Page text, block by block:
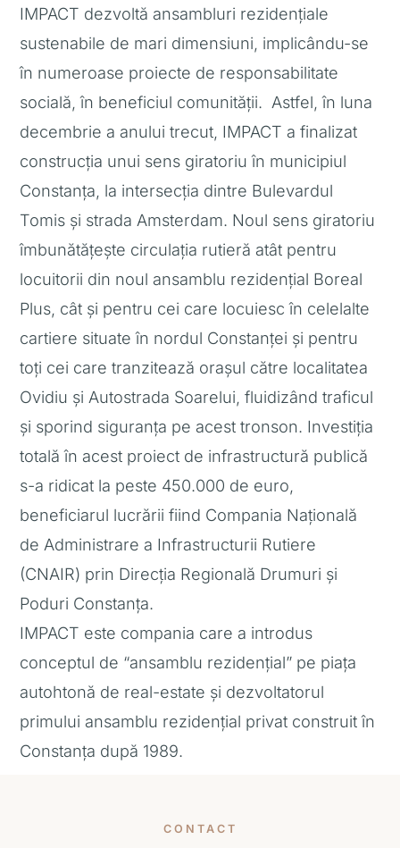
IMPACT dezvoltă ansambluri rezidențiale
sustenabile de mari dimensiuni, implicându-se
în numeroase proiecte de responsabilitate
socială, în beneficiul comunității. Astfel, în luna
decembrie a anului trecut, IMPACT a finalizat
construcția unui sens giratoriu în municipiul
Constanța, la intersecția dintre Bulevardul
Tomis și strada Amsterdam. Noul sens giratoriu
îmbunătățește circulația rutieră atât pentru
locuitorii din noul ansamblu rezidențial Boreal
Plus, cât și pentru cei care locuiesc în celelalte
cartiere situate în nordul Constanței și pentru
toți cei care tranzitează orașul către localitatea
Ovidiu și Autostrada Soarelui, fluidizând traficul
și sporind siguranța pe acest tronson. Investiția
totală în acest proiect de infrastructură publică
s-a ridicat la peste 450.000 de euro,
beneficiarul lucrării fiind Compania Națională
de Administrare a Infrastructurii Rutiere
(CNAIR) prin Direcția Regională Drumuri și
Poduri Constanța.
IMPACT este compania care a introdus
conceptul de “ansamblu rezidențial” pe piața
autohtonă de real-estate și dezvoltatorul
primului ansamblu rezidențial privat construit în
Constanța după 1989.
CONTACT